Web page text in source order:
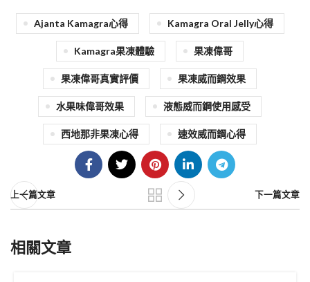
Ajanta Kamagra心得 Kamagra Oral Jelly心得
Kamagra果凍體驗 果凍偉哥
果凍偉哥真實評價 果凍威而鋼效果
水果味偉哥效果 液態威而鋼使用感受
西地那非果凍心得 速效威而鋼心得
上一篇文章 下一篇文章
相關文章